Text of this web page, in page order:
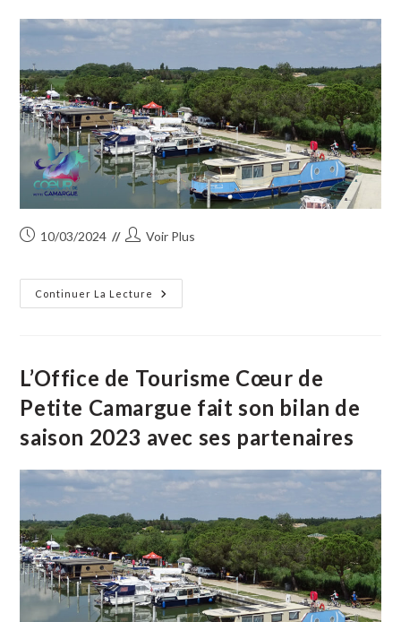
Publication
10/03/2024
Auteur/autrice
publication :
Voir Plus
Continuer La Lecture
Avec
L’Office
Petite
Camargue,
La
Beauté
Et
La
De
Notre
L’Office de Tourisme Cœur de
Petite Camargue fait son bilan de
saison 2023 avec ses partenaires